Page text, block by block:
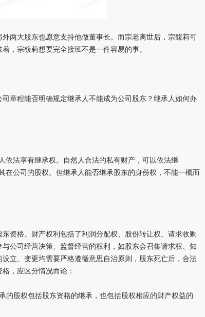
两大股东也愿意支持他做董事长。而宗老离世后，宗馥莉可
，宗馥莉想要完全接班不是一件容易的事。
章程能否明确规定继承人不能成为公司股东？继承人如何办
依法享有继承权。自然人合法的私有财产，可以依法继
公司的股权。但继承人能否继承股东的身份权，不能一概而
资格。财产权利包括了利润分配权、股份转让权、请求收购
公司经营决策、监督经营的权利，如股东会召集请求权、知
立、变更均需要严格遵循意思自治原则，股东死亡后，合法
，应区分情况而论：
的股权包括股东资格的继承，也包括股权相应的财产权益的